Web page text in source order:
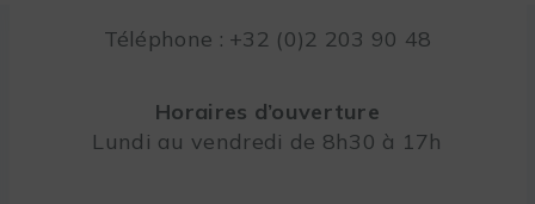
Téléphone : +32 (0)2 203 90 48
Horaires d’ouverture
Lundi au vendredi de 8h30 à 17h